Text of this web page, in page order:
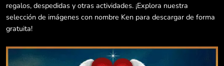
regalos, despedidas y otras actividades. ¡Explora nuestra
selección de imágenes con nombre Ken para descargar de forma
gratuita!